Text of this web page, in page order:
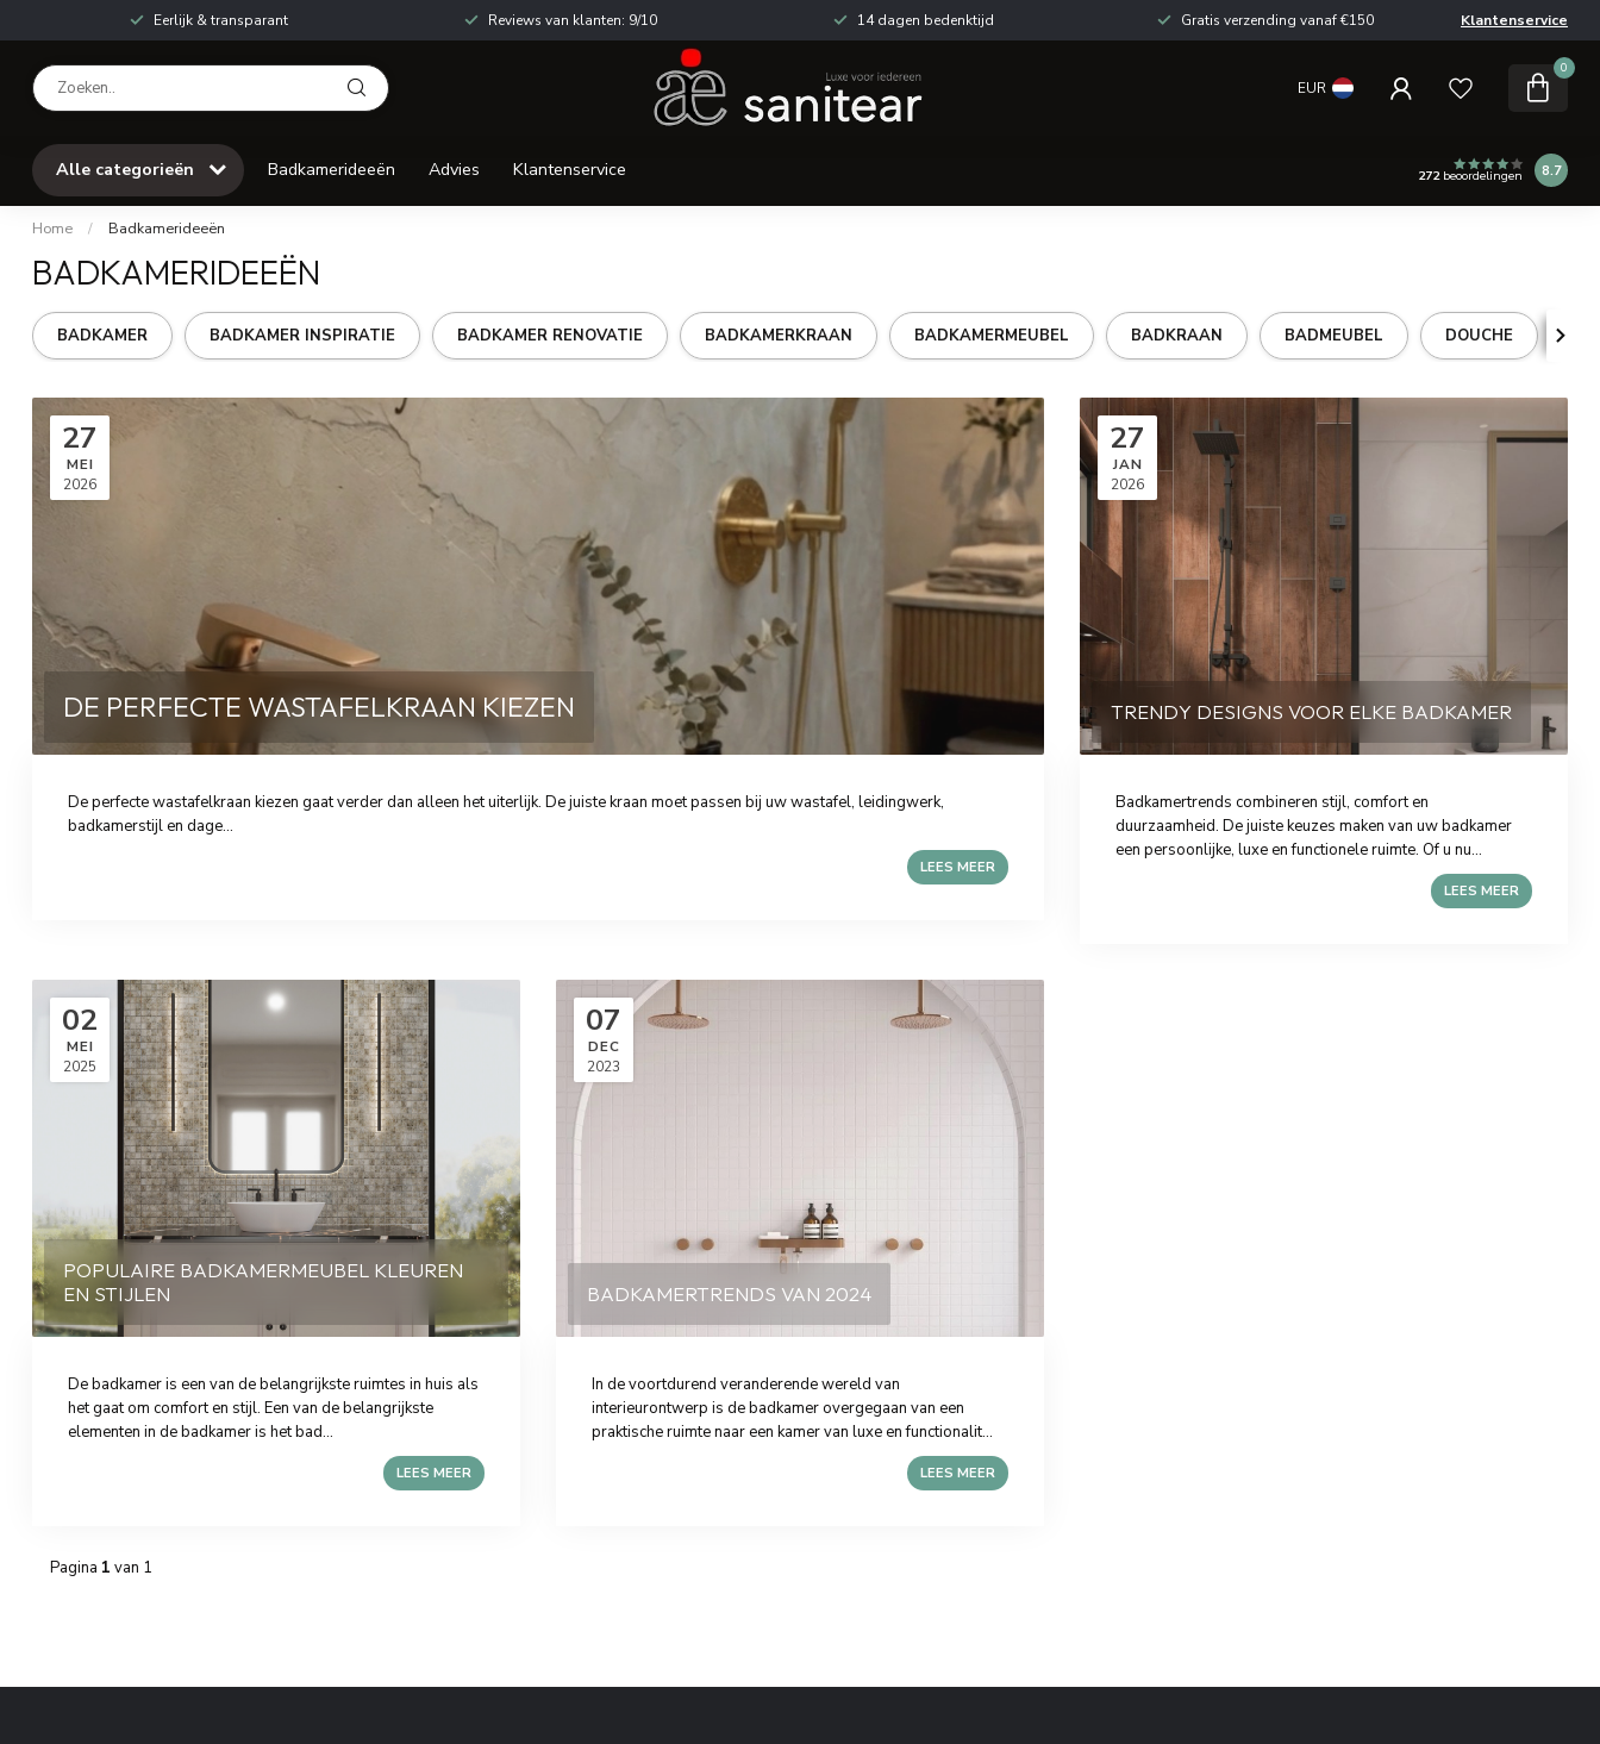
Eerlijk & transparant Reviews van klanten: 9/10 14 dagen bedenktijd Gratis verzending vanaf €150 Klantenservice
EUR
0
Alle categorieën Badkamerideeën Advies Klantenservice 272beoordelingen 8.7
Home / Badkamerideeën
BADKAMERIDEEËN
BADKAMER BADKAMER INSPIRATIE BADKAMER RENOVATIE BADKAMERKRAAN BADKAMERMEUBEL BADKRAAN BADMEUBEL DOUCHE
27
MEI
2026
DE PERFECTE WASTAFELKRAAN KIEZEN
De perfecte wastafelkraan kiezen gaat verder dan alleen het uiterlijk. De juiste kraan moet passen bij uw wastafel, leidingwerk,
badkamerstijl en dage...
LEES MEER
27
JAN
2026
TRENDY DESIGNS VOOR ELKE BADKAMER
Badkamertrends combineren stijl, comfort en
duurzaamheid. De juiste keuzes maken van uw badkamer
een persoonlijke, luxe en functionele ruimte. Of u nu...
LEES MEER
02
MEI
2025
POPULAIRE BADKAMERMEUBEL KLEUREN
EN STIJLEN
De badkamer is een van de belangrijkste ruimtes in huis als
het gaat om comfort en stijl. Een van de belangrijkste
elementen in de badkamer is het bad...
LEES MEER
07
DEC
2023
BADKAMERTRENDS VAN 2024
In de voortdurend veranderende wereld van
interieurontwerp is de badkamer overgegaan van een
praktische ruimte naar een kamer van luxe en functionalit...
LEES MEER
Pagina 1 van 1